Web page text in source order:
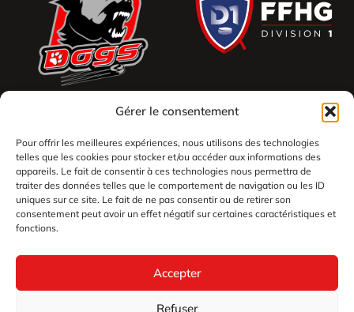
Gérer le consentement
Pour offrir les meilleures expériences, nous utilisons des technologies
telles que les cookies pour stocker et/ou accéder aux informations des
appareils. Le fait de consentir à ces technologies nous permettra de
traiter des données telles que le comportement de navigation ou les ID
uniques sur ce site. Le fait de ne pas consentir ou de retirer son
consentement peut avoir un effet négatif sur certaines caractéristiques et
fonctions.
Accepter
Refuser